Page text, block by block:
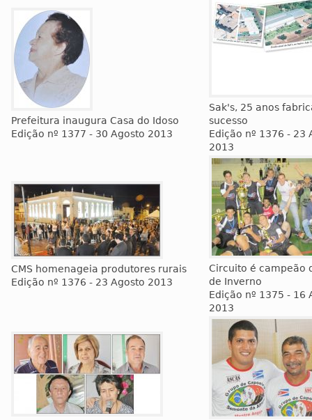
Prefeitura inaugura Casa do Idoso
Edição nº 1377 - 30 Agosto 2013
Sak's, 25 anos
sucesso
Edição nº 1376 - 23
2013
CMS homenageia produtores rurais
Edição nº 1376 - 23 Agosto 2013
Circuito é campeão
de Inverno
Edição nº 1375 - 16
2013